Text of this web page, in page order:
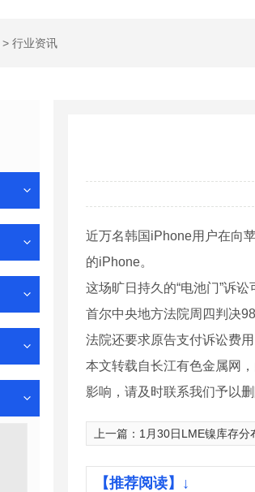
> 行业资讯
近万名韩国iPhone用户在向
的iPhone。
这场旷日持久的“电池门”诉
首尔中央地方法院周四判决
法院还要求原告支付诉讼费用
本文转载自长江有色金属网
影响，请及时联系我们予以删
上一篇： 1月30日LME镍库存分
【推荐阅读】↓